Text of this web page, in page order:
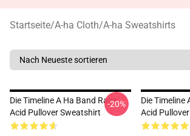
Startseite/A-ha Cloth/A-ha Sweatshirts
Die Timeline A Ha Band Rave
Acid Pullover Sweatshirt
-20%
Die Timeline
Acid